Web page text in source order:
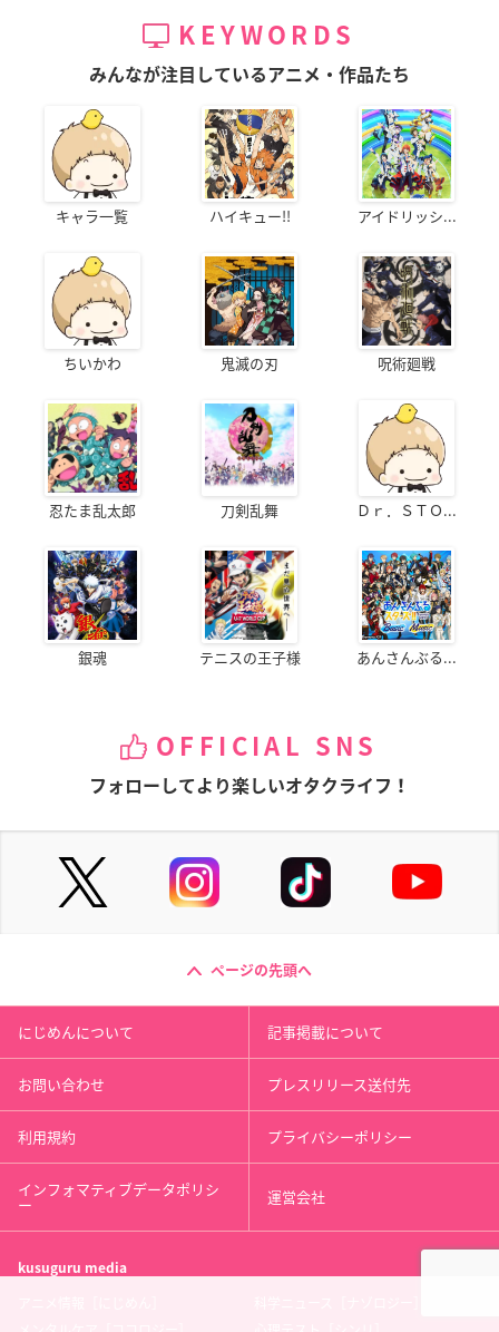
KEYWORDS
みんなが注目しているアニメ・作品たち
キャラ一覧 ハイキュー!! アイドリッシ...
ちいかわ 鬼滅の刃 呪術廻戦
忍たま乱太郎 刀剣乱舞 Ｄｒ．ＳＴＯ...
銀魂 テニスの王子様 あんさんぶる...
OFFICIAL SNS
フォローしてより楽しいオタクライフ！
ページの先頭へ
にじめんについて 記事掲載について
お問い合わせ プレスリリース送付先
利用規約 プライバシーポリシー
インフォマティブデータポリシ
ー 運営会社
kusuguru media